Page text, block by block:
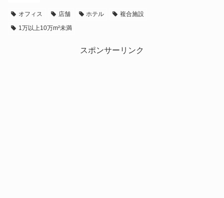
オフィス 店舗 ホテル
複合施設
1万以上10万m²未満
スポンサーリンク